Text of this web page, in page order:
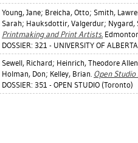
Young, Jane; Breicha, Otto; Smith,
Sarah; Hauksdottir, Valgerdur; Nygard,
Printmaking and Print Artists.
DOSSIER: 321 - UNIVERSITY OF
Sewell, Richard; Heinrich, Theodore Allen
Holman, Don; Kelley, Brian. Open Studio
DOSSIER: 351 - OPEN STUDIO (Toronto)